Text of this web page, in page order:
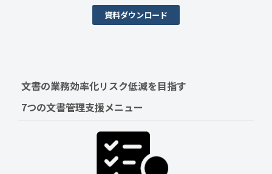
資料ダウンロード
文書の業務効率化リスク低減を目指す
7つの文書管理支援メニュー